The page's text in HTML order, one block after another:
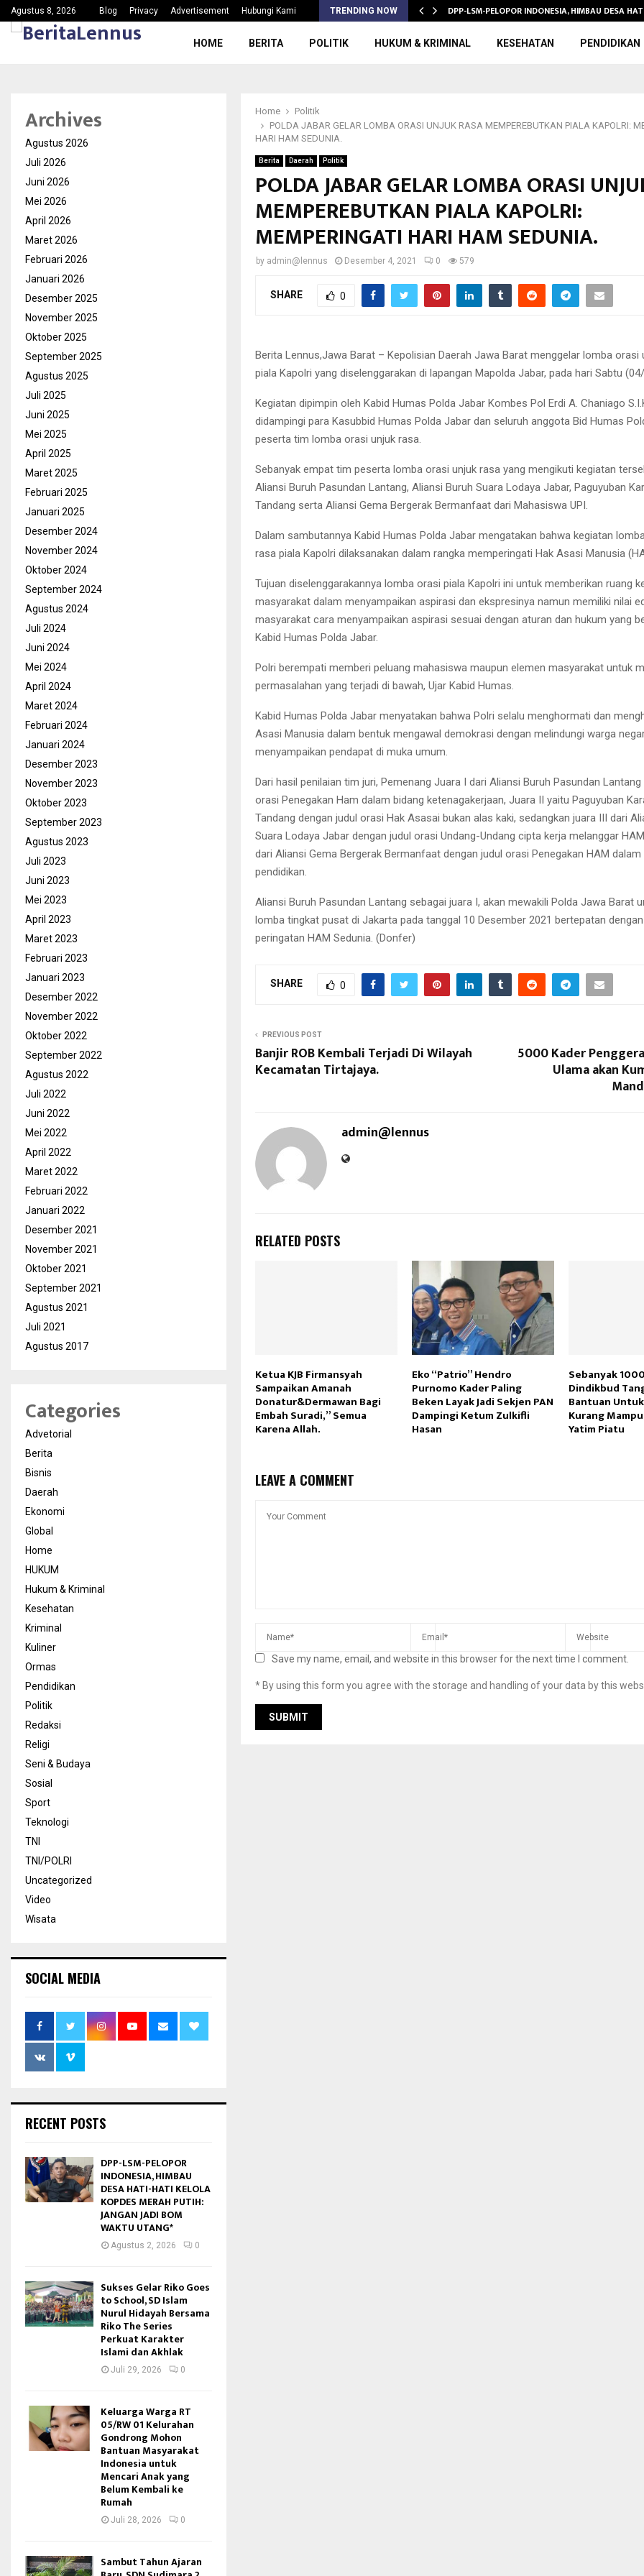
Agustus 8, 2026 Blog Privacy Advertisement Hubungi Kami TRENDING NOW
SDN Karang Tengah 6 Gelar MPLS 2026/2027,… DPP-LSM-PELOPOR INDONESIA, HIMBAU DESA
HOME BERITA POLITIK HUKUM & KRIMINAL KESEHATAN PENDIDIKAN
Home
Politik
POLDA JABAR GELAR LOMBA ORASI UNJUK RASA MEMPEREBUTKAN PIALA KAPOLRI:
HARI HAM SEDUNIA.
Berita Daerah Politik
POLDA JABAR GELAR LOMBA ORASI
MEMPEREBUTKAN PIALA KAPOLRI:
MEMPERINGATI HARI HAM SEDUNIA.
by admin@lennus Desember 4, 2021 0 579
SHARE 0
Berita Lennus,Jawa Barat – Kepolisian Daerah Jawa Barat menggelar lomba orasi
piala Kapolri yang diselenggarakan di lapangan Mapolda Jabar, pada hari Sabtu
Kegiatan dipimpin oleh Kabid Humas Polda Jabar Kombes Pol Erdi A. Chaniago
didampingi para Kasubbid Humas Polda Jabar dan seluruh anggota Bid Humas
peserta tim lomba orasi unjuk rasa.
Sebanyak empat tim peserta lomba orasi unjuk rasa yang mengikuti kegiatan
Aliansi Buruh Pasundan Lantang, Aliansi Buruh Suara Lodaya Jabar, Paguyuban
Tandang serta Aliansi Gema Bergerak Bermanfaat dari Mahasiswa UPI.
Dalam sambutannya Kabid Humas Polda Jabar mengatakan bahwa kegiatan
rasa piala Kapolri dilaksanakan dalam rangka memperingati Hak Asasi Manusia
Tujuan diselenggarakannya lomba orasi piala Kapolri ini untuk memberikan ruang
masyarakat dalam menyampaikan aspirasi dan ekspresinya namun memiliki nilai
masyarakat cara menyampaikan aspirasi sesuai dengan aturan dan hukum yang
Kabid Humas Polda Jabar.
Polri berempati memberi peluang mahasiswa maupun elemen masyarakat untuk
permasalahan yang terjadi di bawah, Ujar Kabid Humas.
Kabid Humas Polda Jabar menyatakan bahwa Polri selalu menghormati dan
Asasi Manusia dalam bentuk mengawal demokrasi dengan melindungi warga
menyampaikan pendapat di muka umum.
Dari hasil penilaian tim juri, Pemenang Juara I dari Aliansi Buruh Pasundan
orasi Penegakan Ham dalam bidang ketenagakerjaan, Juara II yaitu Paguyuban
Tandang dengan judul orasi Hak Asasai bukan alas kaki, sedangkan juara III dari
Suara Lodaya Jabar dengan judul orasi Undang-Undang cipta kerja melanggar
dari Aliansi Gema Bergerak Bermanfaat dengan judul orasi Penegakan HAM dalam
pendidikan.
Aliansi Buruh Pasundan Lantang sebagai juara I, akan mewakili Polda Jawa Barat
lomba tingkat pusat di Jakarta pada tanggal 10 Desember 2021 bertepatan
peringatan HAM Sedunia. (Donfer)
SHARE 0
PREVIOUS POST
Banjir ROB Kembali Terjadi Di Wilayah
Kecamatan Tirtajaya.
5000 Kader
Ulama akan
admin@lennus
RELATED POSTS
Ketua KJB Firmansyah
Sampaikan Amanah
Donatur&Dermawan Bagi
Embah Suradi,” Semua
Karena Allah.
Eko “Patrio” Hendro
Purnomo Kader Paling
Beken Layak Jadi Sekjen PAN
Dampingi Ketum Zulkifli
Hasan
Sebanyak
Dindikbud
Bantuan
Kurang
Yatim Piatu
LEAVE A COMMENT
Save my name, email, and website in this browser for the next time I comment.
* By using this form you agree with the storage and handling of your data by this
Archives
Agustus 2026
Juli 2026
Juni 2026
Mei 2026
April 2026
Maret 2026
Februari 2026
Januari 2026
Desember 2025
November 2025
Oktober 2025
September 2025
Agustus 2025
Juli 2025
Juni 2025
Mei 2025
April 2025
Maret 2025
Februari 2025
Januari 2025
Desember 2024
November 2024
Oktober 2024
September 2024
Agustus 2024
Juli 2024
Juni 2024
Mei 2024
April 2024
Maret 2024
Februari 2024
Januari 2024
Desember 2023
November 2023
Oktober 2023
September 2023
Agustus 2023
Juli 2023
Juni 2023
Mei 2023
April 2023
Maret 2023
Februari 2023
Januari 2023
Desember 2022
November 2022
Oktober 2022
September 2022
Agustus 2022
Juli 2022
Juni 2022
Mei 2022
April 2022
Maret 2022
Februari 2022
Januari 2022
Desember 2021
November 2021
Oktober 2021
September 2021
Agustus 2021
Juli 2021
Agustus 2017
Categories
Advetorial
Berita
Bisnis
Daerah
Ekonomi
Global
Home
HUKUM
Hukum & Kriminal
Kesehatan
Kriminal
Kuliner
Ormas
Pendidikan
Politik
Redaksi
Religi
Seni & Budaya
Sosial
Sport
Teknologi
TNI
TNI/POLRI
Uncategorized
Video
Wisata
SOCIAL MEDIA
RECENT POSTS
DPP-LSM-PELOPOR
INDONESIA, HIMBAU
DESA HATI-HATI KELOLA
KOPDES MERAH PUTIH:
JANGAN JADI BOM
WAKTU UTANG*
Agustus 2, 2026 0
Sukses Gelar Riko Goes
to School, SD Islam
Nurul Hidayah Bersama
Riko The Series
Perkuat Karakter
Islami dan Akhlak
Juli 29, 2026 0
Keluarga Warga RT
05/RW 01 Kelurahan
Gondrong Mohon
Bantuan Masyarakat
Indonesia untuk
Mencari Anak yang
Belum Kembali ke
Rumah
Juli 28, 2026 0
Sambut Tahun Ajaran